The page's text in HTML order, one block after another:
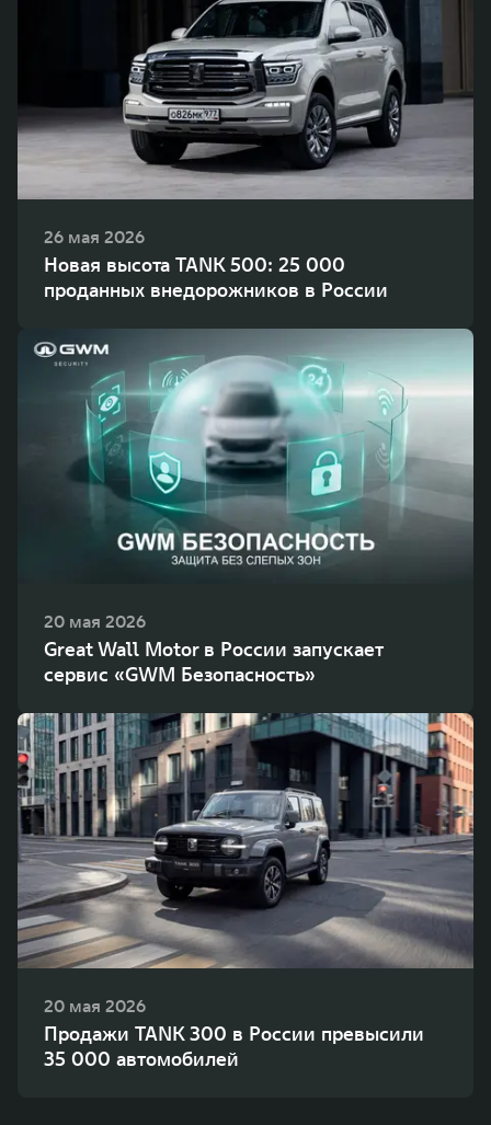
26 мая 2026
Новая высота TANK 500: 25 000
проданных внедорожников в России
20 мая 2026
Great Wall Motor в России запускает
сервис «GWM Безопасность»
20 мая 2026
Продажи TANK 300 в России превысили
35 000 автомобилей